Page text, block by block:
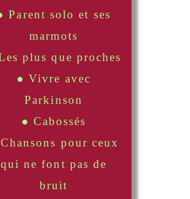
Parent solo et ses
marmots
plus que proches
● Vivre avec
Parkinson
● Cabossés
pour ceux
qui ne font pas de
bruit